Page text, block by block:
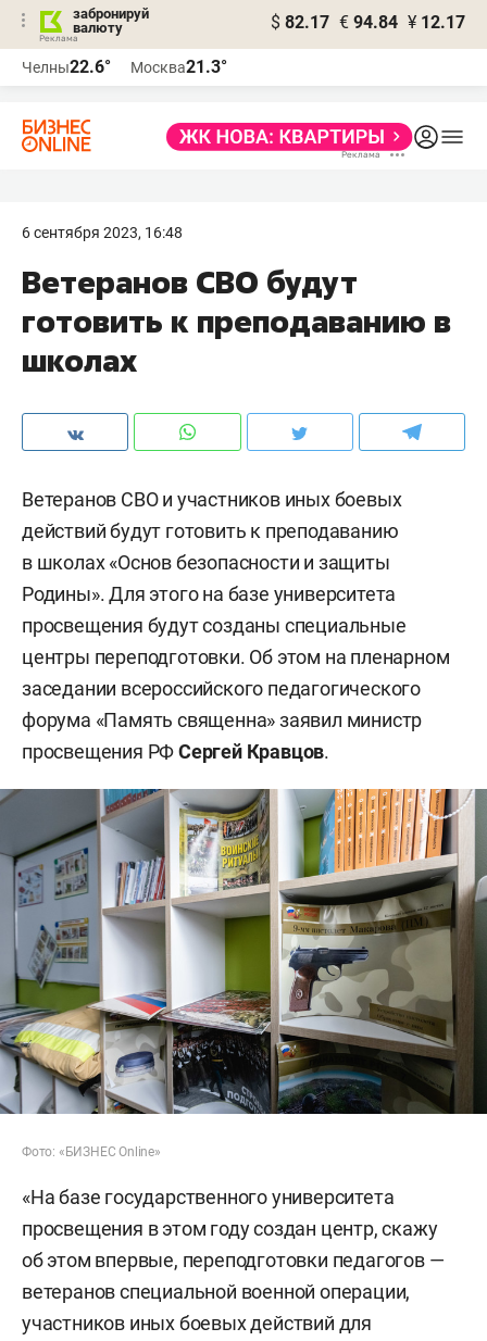
забронируй
валюту
$ 82.17 € 94.84 ¥ 12.17
Челны22.6° Москва21.3°
6 сентября 2023, 16:48
Ветеранов СВО будут
готовить к преподаванию в
школах
Ветеранов СВО и участников иных боевых
действий будут готовить к преподаванию
в школах «Основ безопасности и защиты
Родины». Для этого на базе университета
просвещения будут созданы специальные
центры переподготовки. Об этом на пленарном
заседании всероссийского педагогического
форума «Память священна» заявил министр
просвещения РФСергей Кравцов.
Фото: «БИЗНЕС Online»
«На базе государственного университета
просвещения в этом году создан центр, скажу
об этом впервые, переподготовки педагогов —
ветеранов специальной военной операции,
участников иных боевых действий для